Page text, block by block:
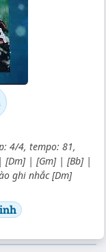
4/4, tempo: 81,
[Dm] | [Gm] | [Bb] |
ghi nhắc [Dm]